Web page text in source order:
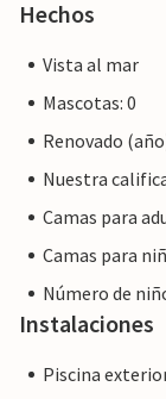
cliente y su
Hechos
Vista al mar
Mascotas: 0
Renovado
Nuestra
Camas para
Camas para
Número de
Instalaciones
Piscina